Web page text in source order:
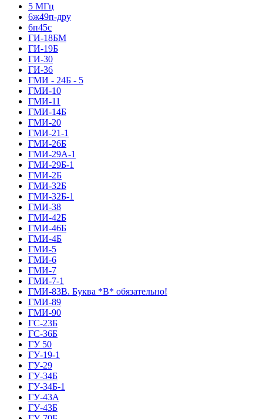
5 МГц
6ж49п-дру
6п45с
ГИ-18БМ
ГИ-19Б
ГИ-30
ГИ-36
ГМИ - 24Б - 5
ГМИ-10
ГМИ-11
ГМИ-14Б
ГМИ-20
ГМИ-21-1
ГМИ-26Б
ГМИ-29А-1
ГМИ-29Б-1
ГМИ-2Б
ГМИ-32Б
ГМИ-32Б-1
ГМИ-38
ГМИ-42Б
ГМИ-46Б
ГМИ-4Б
ГМИ-5
ГМИ-6
ГМИ-7
ГМИ-7-1
ГМИ-83В. Буква *В* обязательно!
ГМИ-89
ГМИ-90
ГС-23Б
ГС-36Б
ГУ 50
ГУ-19-1
ГУ-29
ГУ-34Б
ГУ-34Б-1
ГУ-43А
ГУ-43Б